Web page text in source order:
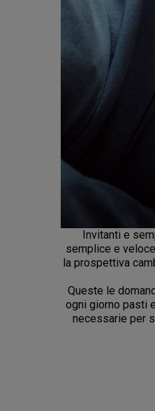
Invitanti e
semplice e
la prospettiva
Queste le
ogni giorno pasti
necessarie per